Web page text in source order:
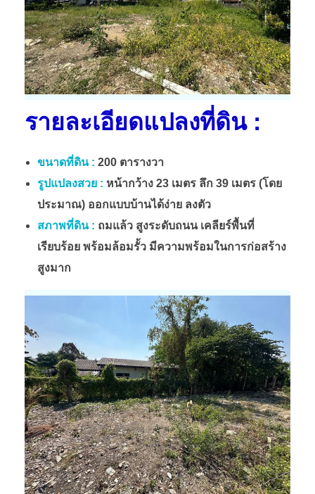
รายละเอียดแปลงที่ดิน :
ขนาดที่ดิน : 200 ตารางวา
รูปแปลงสวย : หน้ากว้าง 23 เมตร ลึก 39 เมตร (โดย
ประมาณ) ออกแบบบ้านได้ง่าย ลงตัว
สภาพที่ดิน : ถมแล้ว สูงระดับถนน เคลียร์พื้นที่
เรียบร้อย พร้อมล้อมรั้ว มีความพร้อมในการก่อสร้าง
สูงมาก